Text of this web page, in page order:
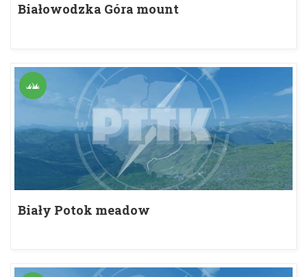
Białowodzka Góra mount
Biały Potok meadow